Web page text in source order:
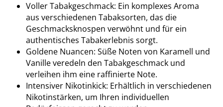
Voller Tabakgeschmack: Ein komplexes Aroma
aus verschiedenen Tabaksorten, das die
Geschmacksknospen verwöhnt und für ein
authentisches Tabakerlebnis sorgt.
Goldene Nuancen: Süße Noten von Karamell und
Vanille veredeln den Tabakgeschmack und
verleihen ihm eine raffinierte Note.
Intensiver Nikotinkick: Erhältlich in verschiedenen
Nikotinstärken, um Ihren individuellen